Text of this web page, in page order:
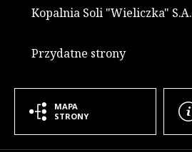
Kopalnia Soli "Wieliczka" S.A.
Przydatne strony
Informacje dodatkowe
MAPA
STRONY